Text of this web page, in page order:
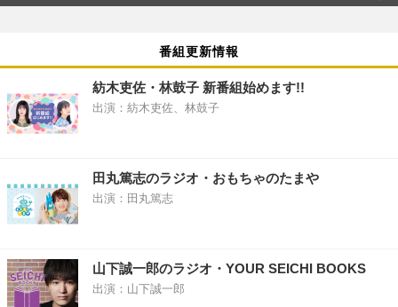
番組更新情報
紡木吏佐・林鼓子 新番組始めます!!
出演：紡木吏佐、林鼓子
田丸篤志のラジオ・おもちゃのたまや
出演：田丸篤志
山下誠一郎のラジオ・YOUR SEICHI BOOKS
出演：山下誠一郎